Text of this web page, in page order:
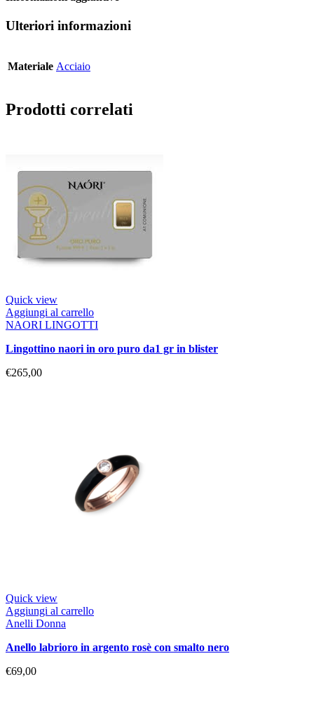
Ulteriori informazioni
Materiale Acciaio
Prodotti correlati
Quick view
Aggiungi al carrello
NAORI LINGOTTI
lingottino naori in oro puro da1 gr in blister
€265,00
Quick view
Aggiungi al carrello
Anelli Donna
anello labrioro in argento rosè con smalto nero
€69,00